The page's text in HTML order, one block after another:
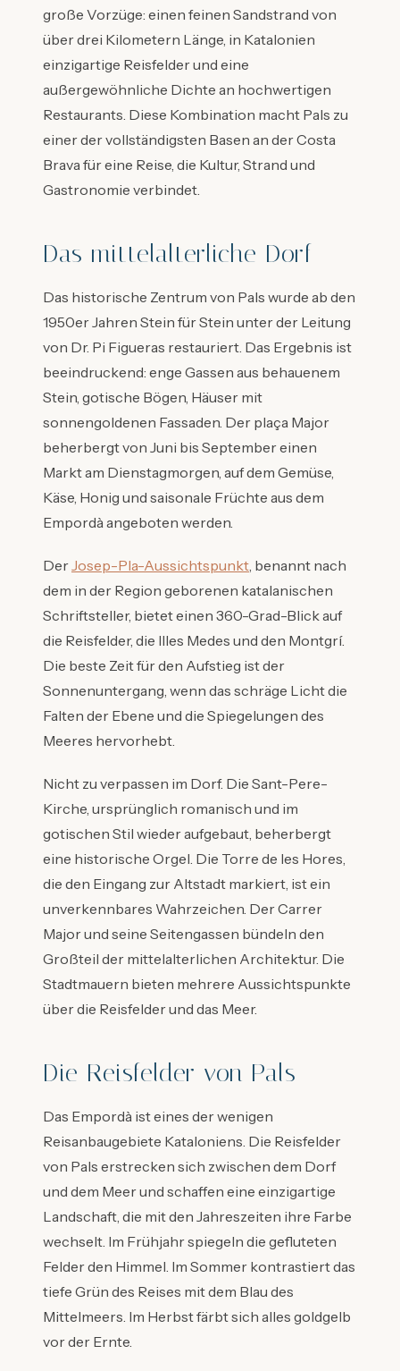
große Vorzüge: einen feinen Sandstrand von
über drei Kilometern Länge, in Katalonien
einzigartige Reisfelder und eine
außergewöhnliche Dichte an hochwertigen
Restaurants. Diese Kombination macht Pals zu
einer der vollständigsten Basen an der Costa
Brava für eine Reise, die Kultur, Strand und
Gastronomie verbindet.
Das mittelalterliche Dorf
Das historische Zentrum von Pals wurde ab den
1950er Jahren Stein für Stein unter der Leitung
von Dr. Pi Figueras restauriert. Das Ergebnis ist
beeindruckend: enge Gassen aus behauenem
Stein, gotische Bögen, Häuser mit
sonnengoldenen Fassaden. Der plaça Major
beherbergt von Juni bis September einen
Markt am Dienstagmorgen, auf dem Gemüse,
Käse, Honig und saisonale Früchte aus dem
Empordà angeboten werden.
DerJosep-Pla-Aussichtspunkt, benannt nach
dem in der Region geborenen katalanischen
Schriftsteller, bietet einen 360-Grad-Blick auf
die Reisfelder, die Illes Medes und den Montgrí.
Die beste Zeit für den Aufstieg ist der
Sonnenuntergang, wenn das schräge Licht die
Falten der Ebene und die Spiegelungen des
Meeres hervorhebt.
Nicht zu verpassen im Dorf. Die Sant-Pere-
Kirche, ursprünglich romanisch und im
gotischen Stil wieder aufgebaut, beherbergt
eine historische Orgel. Die Torre de les Hores,
die den Eingang zur Altstadt markiert, ist ein
unverkennbares Wahrzeichen. Der Carrer
Major und seine Seitengassen bündeln den
Großteil der mittelalterlichen Architektur. Die
Stadtmauern bieten mehrere Aussichtspunkte
über die Reisfelder und das Meer.
Die Reisfelder von Pals
Das Empordà ist eines der wenigen
Reisanbaugebiete Kataloniens. Die Reisfelder
von Pals erstrecken sich zwischen dem Dorf
und dem Meer und schaffen eine einzigartige
Landschaft, die mit den Jahreszeiten ihre Farbe
wechselt. Im Frühjahr spiegeln die gefluteten
Felder den Himmel. Im Sommer kontrastiert das
tiefe Grün des Reises mit dem Blau des
Mittelmeers. Im Herbst färbt sich alles goldgelb
vor der Ernte.